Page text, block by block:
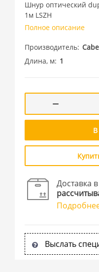
Шнур оптический
1м LSZH
Полное описание
Производитель
Длина, м
1
Доставка
Выслать